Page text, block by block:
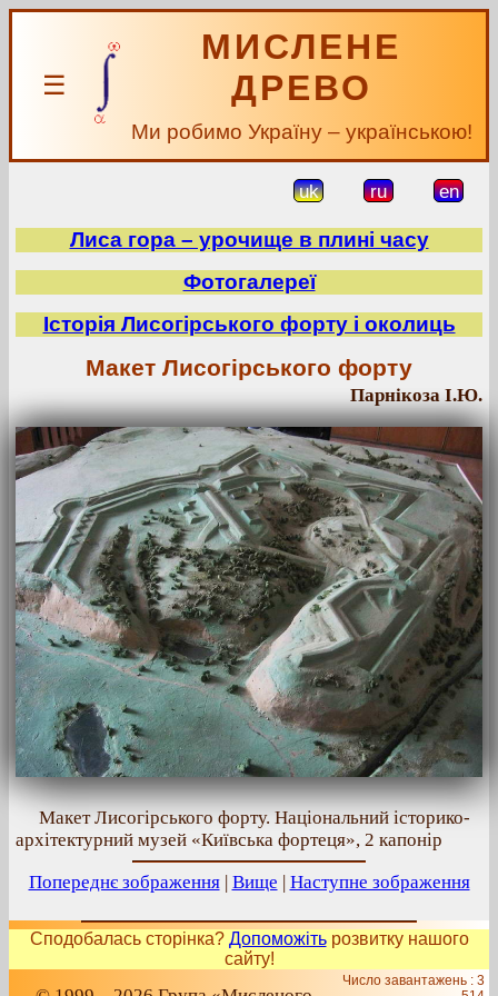
☰
МИСЛЕНЕ
ДРЕВО
Ми робимо Україну – українською!
uk ru en
Лиса гора – урочище в плині часу
Фотогалереї
Історія Лисогірського форту і околиць
Макет Лисогірського форту
Парнікоза І.Ю.
Макет Лисогірського форту. Національний історико-
архітектурний музей «Київська фортеця», 2 капонір
Попереднє зображення| Вище | Наступне зображення
Сподобалась сторінка? Допоможітьрозвитку нашого
сайту!
Число завантажень : 3